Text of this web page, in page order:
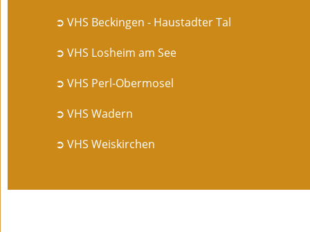
➲ VHS Beckingen - Haustadter Tal
➲ VHS Losheim am See
➲ VHS Perl-Obermosel
➲ VHS Wadern
➲ VHS Weiskirchen